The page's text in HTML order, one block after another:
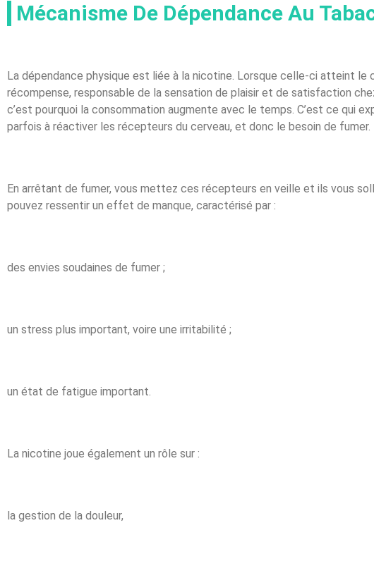
Mécanisme De Dépendance Au
La dépendance physique est liée à la nicotine. Lorsque celle-ci atteint
récompense, responsable de la sensation de plaisir et de satisfaction
c’est pourquoi la consommation augmente avec le temps. C’est ce qui
parfois à réactiver les récepteurs du cerveau, et donc le besoin de fumer.
En arrêtant de fumer, vous mettez ces récepteurs en veille et ils vous
pouvez ressentir un effet de manque, caractérisé par :
des envies soudaines de fumer ;
un stress plus important, voire une irritabilité ;
un état de fatigue important.
La nicotine joue également un rôle sur :
la gestion de la douleur,